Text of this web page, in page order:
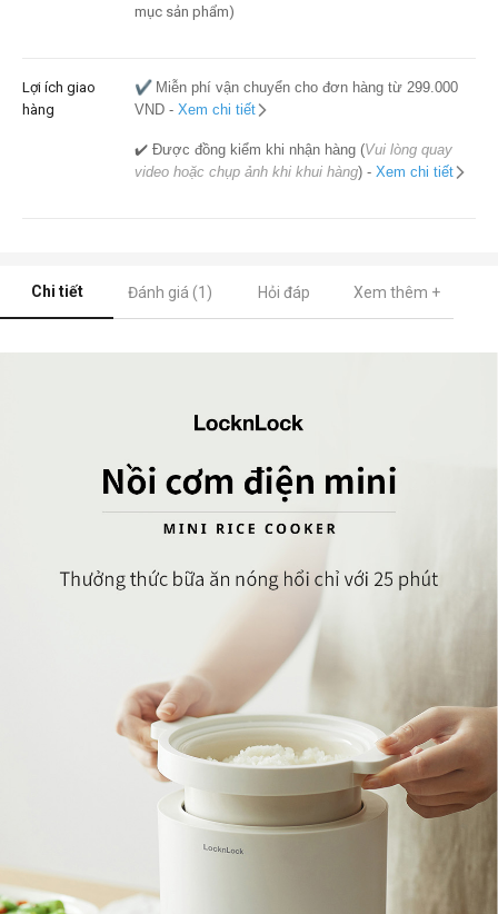
mục sản phẩm)
Lợi ích giao
hàng
✔️ Miễn phí vận chuyển cho đơn hàng từ 299.000
VND - Xem chi tiết
✔️ Được đồng kiểm khi nhận hàng (Vui lòng quay
video hoặc chụp ảnh khi khui hàng) - Xem chi tiết
Chi tiết Đánh giá (1) Hỏi đáp Xem thêm +